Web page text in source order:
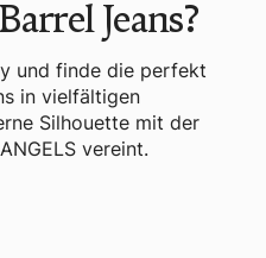
Jeans?
und finde die perfekt
in vielfältigen
Silhouette mit der
vereint.